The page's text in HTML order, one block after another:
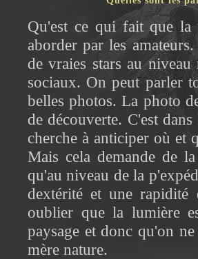
Qu'est ce qui fait que la
aborder par les
de vraies stars au
sociaux. On peut parler
belles photos. La photo
de découverte. C'est
cherche à anticiper où et
Mais cela demande de
qu'au niveau de la
dextérité et une
oublier que la lumière
paysage et donc qu'on
mère nature.